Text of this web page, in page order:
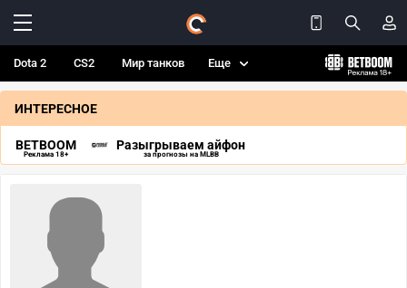
Dota 2 CS2 Мир танков Еще
ИНТЕРЕСНОЕ
BETBOOM
Реклама 18+
Разыгрываем айфон
за прогнозы на MLBB